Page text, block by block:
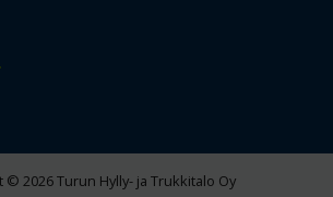
© 2026 Turun Hylly- ja Trukkitalo Oy